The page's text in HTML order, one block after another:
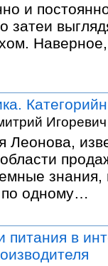
и
затеи
Игоревич
Леонова,
по одному…
питания в